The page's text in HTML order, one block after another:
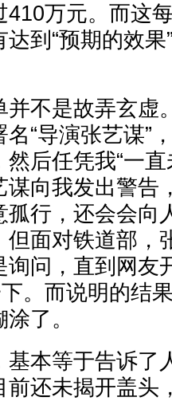
万元。而这
到“预期的效
不是故弄玄虚
“导演张艺谋”
后任凭我“一
向我发出警告
孤行，还会会向
但面对铁道部，
问，直到网友
下。而说明的
了。
本等于告诉了
前还未揭开盖头